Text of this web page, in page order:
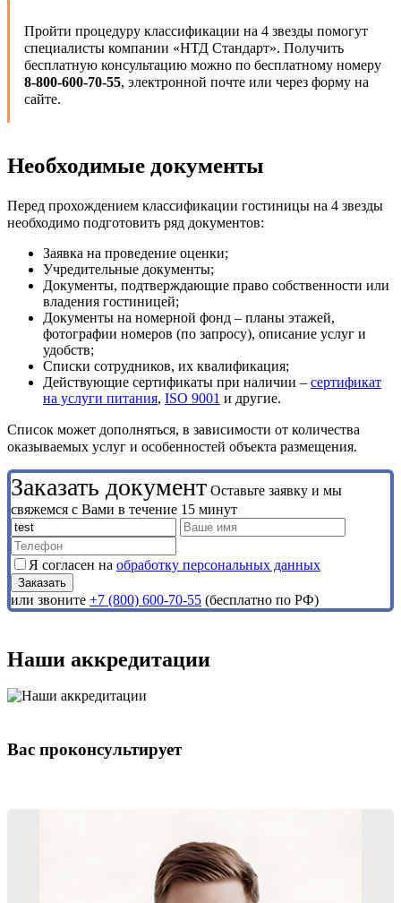
Пройти процедуру классификации на 4 звезды помогут
специалисты компании «НТД Стандарт». Получить
бесплатную консультацию можно по бесплатному номеру
8-800-600-70-55, электронной почте или через форму на
сайте.
Необходимые документы
Перед прохождением классификации гостиницы на 4 звезды
необходимо подготовить ряд документов:
Заявка на проведение оценки;
Учредительные документы;
Документы, подтверждающие право собственности или
владения гостиницей;
Документы на номерной фонд – планы этажей,
фотографии номеров (по запросу), описание услуг и
удобств;
Списки сотрудников, их квалификация;
Действующие сертификаты при наличии – сертификат
на услуги питания, ISO 9001 и другие.
Список может дополняться, в зависимости от количества
оказываемых услуг и особенностей объекта размещения.
Заказать документ Оставьте заявку и мы
свяжемся с Вами в течение 15 минут
Я согласен на обработку персональных данных
или звоните +7 (800) 600-70-55 (бесплатно по РФ)
Наши аккредитации
Вас проконсультирует